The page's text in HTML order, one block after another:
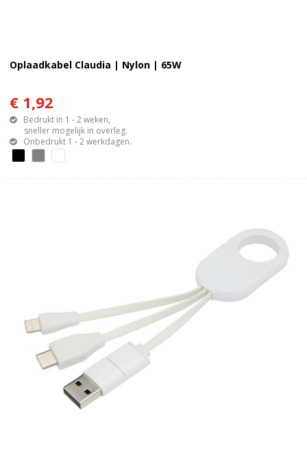
Oplaadkabel Claudia | Nylon | 65W
€ 1,92
Bedrukt in 1 - 2 weken,
sneller mogelijk in overleg.
Onbedrukt 1 - 2 werkdagen.